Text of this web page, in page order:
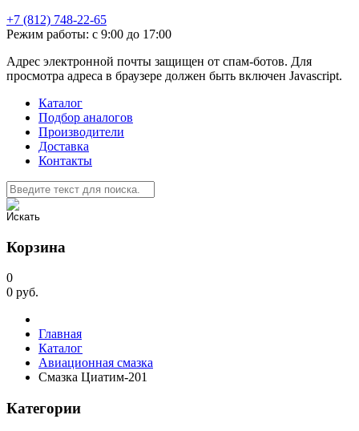
+7 (812) 748-22-65
Режим работы: с 9:00 до 17:00
Адрес электронной почты защищен от спам-ботов. Для
просмотра адреса в браузере должен быть включен Javascript.
Каталог
Подбор аналогов
Производители
Доставка
Контакты
Корзина
0
0 руб.
Главная
Каталог
Авиационная смазка
Смазка Циатим-201
Категории